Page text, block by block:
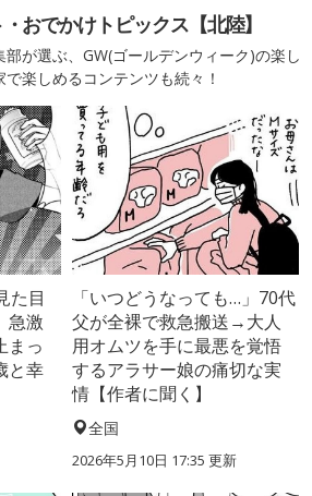
おでかけトピックス【北陸】
部が選ぶ、GW(ゴールデンウィーク)の楽し
楽しめるコンテンツも続々！
た目
急激
まっ
と幸
「いつどうなっても…」70代
父が全裸で救急搬送→大人
用オムツを手に最悪を覚悟
するアラサー娘の痛切な実
情【作者に聞く】
全国
2026年5月10日 17:35 更新